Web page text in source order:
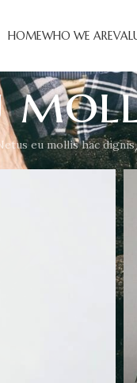
HOMEWHO WE ARE
eu mollis hac dignis